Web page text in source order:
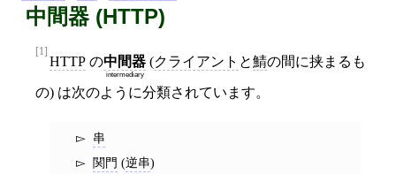
中間器 (HTTP)
[1]
HTTP の中間器
intermediary
(クライアント と鯖の間に挟まるも
の) は次のように分類されています。
串
関門 (逆串)